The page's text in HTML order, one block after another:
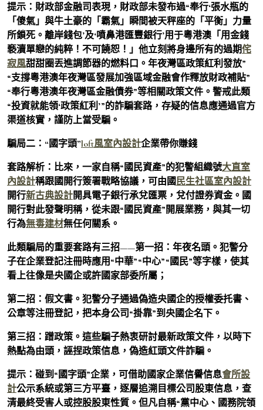
提示：財政部金融司表現，財政部未發布過“奉行‘張水瓶的
「傻氣」與牛土豪的「霸氣」瞬間被天秤座的「平衡」力量
所鎖死。離岸錢包’及‘噴鼻港匯豐銀行’用于粵港澳「用金錢
褻瀆單戀的純粹！不可饒恕！」他立刻將身邊所有的過期侘
寂風甜甜圈丟進調節器的燃料口。年夜灣區政策紅利發放”
“支撐粵港澳年夜灣區發展加強區域金融會作釋放財政補貼”
“奉行粵港澳年夜灣區金融債券”等相關政策文件。警戒此類
“投資就能領‘政策紅利’”的詐騙套路，存疑的信息應通過官方
渠道核實，謹防上當受騙。
騙局二：“國字頭”loft風室內設計企業帶你賺錢
套路解析：比來，一家自稱“國民資產”的犯警組織號大直室
內設計稱跟國開行簽署戰略協議，可由國 民生社區室內設計
開行新古典設計開具電子銀行承兌匯票，兌付證券資金。國
開行對此發聲明稱，從未跟“國民資產”開展業務，與其一切
行為無毒建材無任何關系。
此類騙局的重要套路有三招——第一招：年夜名頭。犯警分
子在企業登記注冊時應用“中華”“中心”“國民”等字樣，使其
看上往像是央國企或許國家部委所屬；
第二招：假文書。犯警分子通過偽造央國企的授權委托書、
公章等注冊登記，把本身公司“掛靠”到央國企名下。
第三招：蹭政策。這些騙子熱衷研討最新政策文件，以時下
熱點為由頭，誣捏政策信息，偽造紅頭文件詐騙。
提示：碰到“國字頭”企業，可借助國家企業信譽信息會所設
計公示系統或第三方平臺，逐層追溯目標公司股東信息，查
清最終受害人或控股股東性質。但凡自稱“黨中心、國務院領